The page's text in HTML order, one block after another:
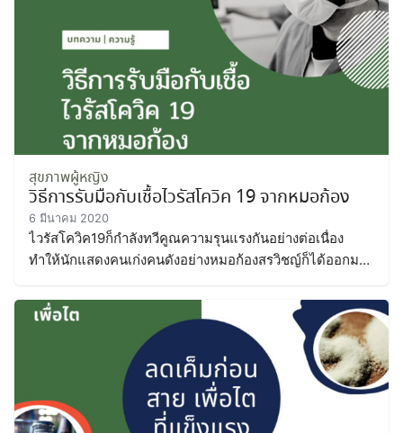
สุขภาพผู้หญิง
วิธีการรับมือกับเชื้อไวรัสโควิค 19 จากหมอก้อง
6 มีนาคม 2020
ไวรัสโควิค19ก็กำลังทวีคูณความรุนแรงกันอย่างต่อเนื่อง
ทำให้นักแสดงคนเก่งคนดังอย่างหมอก้องสรวิชญ์ก็ได้ออกมา